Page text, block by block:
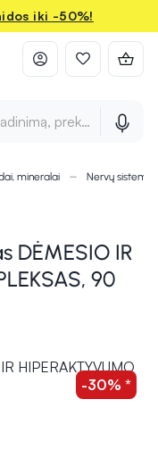
iki -50%!
prekės ženklą ir
mineralai Nervų sistemai
DĖMESIO IR
90
-30% *